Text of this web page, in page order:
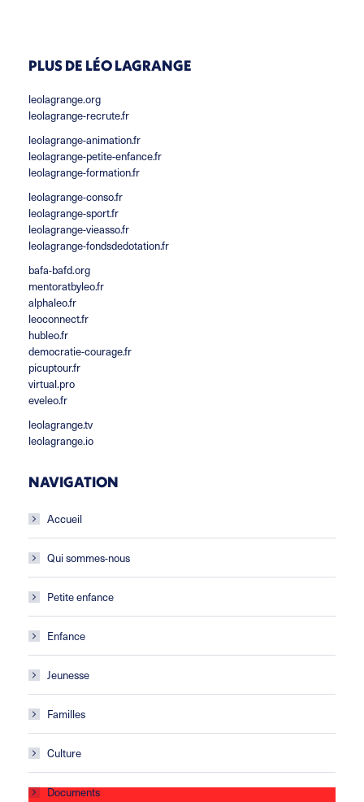
PLUS DE LÉO LAGRANGE
leolagrange.org
leolagrange-recrute.fr
leolagrange-animation.fr
leolagrange-petite-enfance.fr
leolagrange-formation.fr
leolagrange-conso.fr
leolagrange-sport.fr
leolagrange-vieasso.fr
leolagrange-fondsdedotation.fr
bafa-bafd.org
mentoratbyleo.fr
alphaleo.fr
leoconnect.fr
hubleo.fr
democratie-courage.fr
picuptour.fr
virtual.pro
eveleo.fr
leolagrange.tv
leolagrange.io
NAVIGATION
Accueil
Qui sommes-nous
Petite enfance
Enfance
Jeunesse
Familles
Culture
Documents